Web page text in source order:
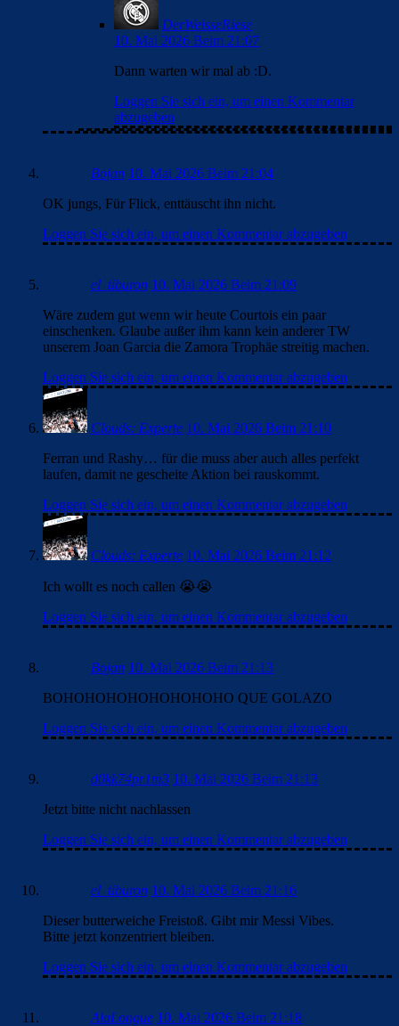
DerWeisseRiese
10. Mai 2026 Beim 21:07
Dann warten wir mal ab :D.
Loggen Sie sich ein, um einen Kommentar
abzugeben
Bojan 10. Mai 2026 Beim 21:04
OK jungs, Für Flick, enttäuscht ihn nicht.
Loggen Sie sich ein, um einen Kommentar abzugeben
el_tiburon 10. Mai 2026 Beim 21:09
Wäre zudem gut wenn wir heute Courtois ein paar
einschenken. Glaube außer ihm kann kein anderer TW
unserem Joan Garcia die Zamora Trophäe streitig machen.
Loggen Sie sich ein, um einen Kommentar abzugeben
Clouds: Experte 10. Mai 2026 Beim 21:10
Ferran und Rashy… für die muss aber auch alles perfekt
laufen, damit ne gescheite Aktion bei rauskommt.
Loggen Sie sich ein, um einen Kommentar abzugeben
Clouds: Experte 10. Mai 2026 Beim 21:12
Ich wollt es noch callen 😭😭
Loggen Sie sich ein, um einen Kommentar abzugeben
Bojan 10. Mai 2026 Beim 21:13
BOHOHOHOHOHOHOHOHO QUE GOLAZO
Loggen Sie sich ein, um einen Kommentar abzugeben
d0kk74pr1m3 10. Mai 2026 Beim 21:13
Jetzt bitte nicht nachlassen
Loggen Sie sich ein, um einen Kommentar abzugeben
el_tiburon 10. Mai 2026 Beim 21:16
Dieser butterweiche Freistoß. Gibt mir Messi Vibes.
Bitte jetzt konzentriert bleiben.
Loggen Sie sich ein, um einen Kommentar abzugeben
AlaLongue 10. Mai 2026 Beim 21:18